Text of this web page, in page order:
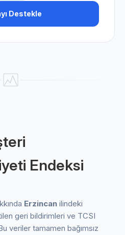
Destekle
Endeksi
Erzincan ilindeki
geri bildirimleri ve TCSI
veriler tamamen bağımsız